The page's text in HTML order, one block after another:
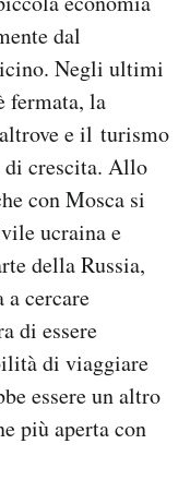
dal
Negli ultimi
fermata, la
e il turismo
di crescita. Allo
con Mosca si
ucraina e
della Russia,
a cercare
di essere
di viaggiare
essere un altro
più aperta con